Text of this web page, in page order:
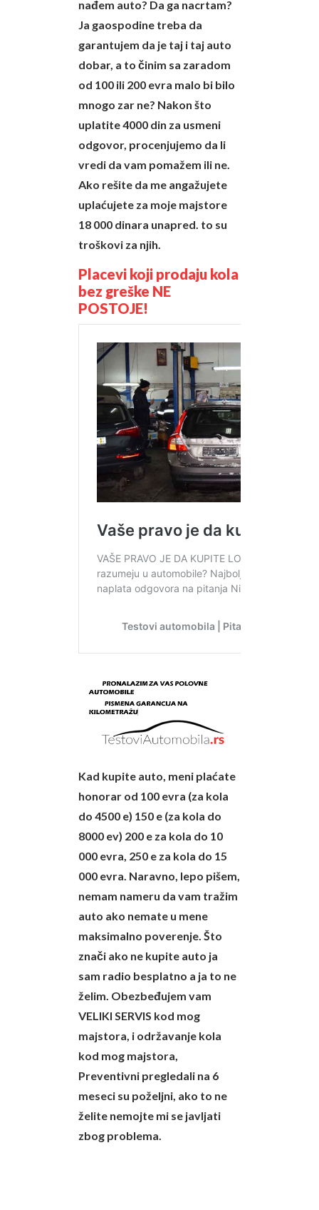
nađem auto? Da ga nacrtam?
Ja gaospodine treba da
garantujem da je taj i taj auto
dobar, a to činim sa zaradom
od 100 ili 200 evra malo bi bilo
mnogo zar ne? Nakon što
uplatite 4000 din za usmeni
odgovor, procenjujemo da li
vredi da vam pomažem ili ne.
Ako rešite da me angažujete
uplaćujete za moje majstore
18 000 dinara unapred. to su
troškovi za njih.
Placevi koji prodaju kola
bez greške NE
POSTOJE!
Kad kupite auto, meni plaćate
honorar od 100 evra (za kola
do 4500 e) 150 e (za kola do
8000 ev) 200 e za kola do 10
000 evra, 250 e za kola do 15
000 evra. Naravno, lepo pišem,
nemam nameru da vam tražim
auto ako nemate u mene
maksimalno poverenje. Što
znači ako ne kupite auto ja
sam radio besplatno a ja to ne
želim. Obezbeđujem vam
VELIKI SERVIS kod mog
majstora, i održavanje kola
kod mog majstora,
Preventivni pregledali na 6
meseci su poželjni, ako to ne
želite nemojte mi se javljati
zbog problema.